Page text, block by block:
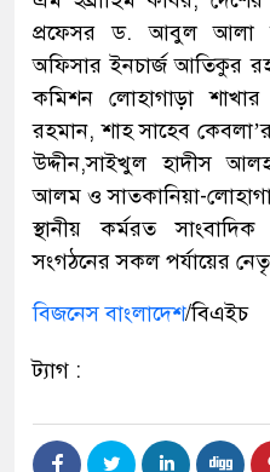
প্রফেসর ড. আবুল আলা
অফিসার ইনচার্জ আতিকুর
কমিশন লোহাগাড়া
রহমান, শাহ সাহেব
উদ্দীন,সাইখুল হাদীস
আলম ও সাতকানিয়া-
স্থানীয় কর্মরত
সংগঠনের সকল পর্যায়ের
বিজনেস বাংলাদেশ/বিএইচ
ট্যাগ :